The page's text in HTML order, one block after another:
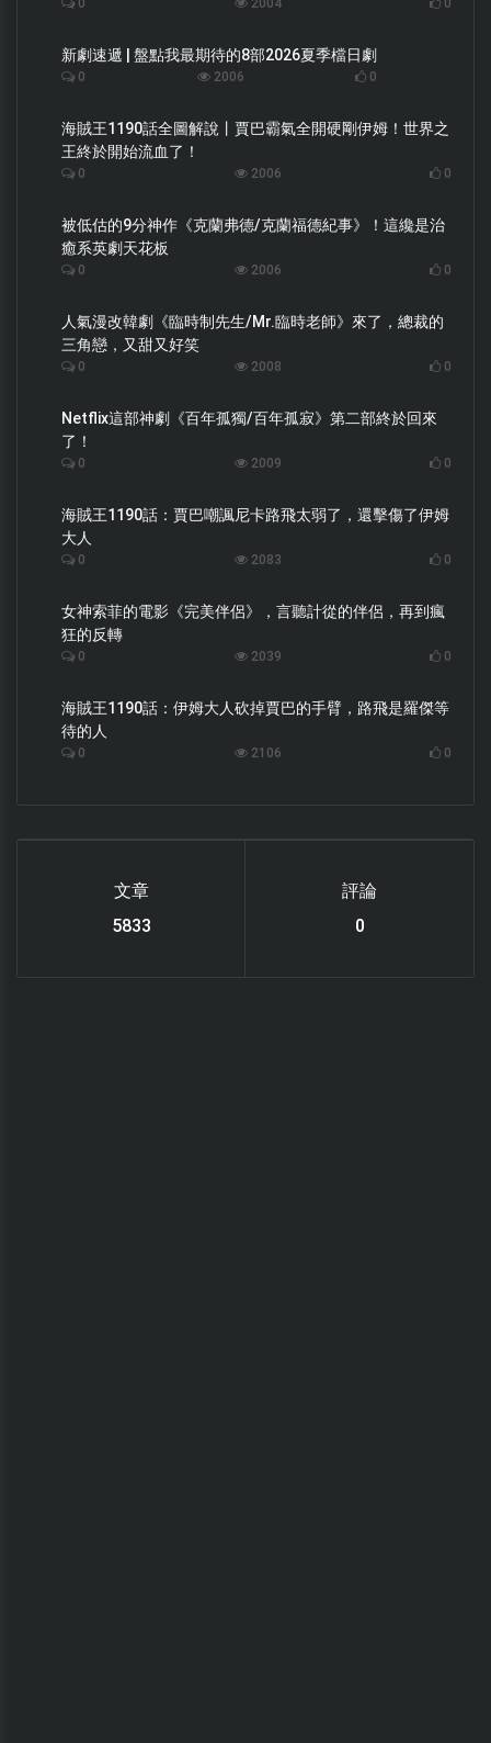
新劇速遞 | 盤點我最期待的8部2026夏季檔日劇
0 2006 0
海賊王1190話全圖解說丨賈巴霸氣全開硬剛伊姆！世界之
王終於開始流血了！
0 2006 0
被低估的9分神作《克蘭弗德/克蘭福德紀事》！這纔是治
癒系英劇天花板
0 2006 0
人氣漫改韓劇《臨時制先生/Mr.臨時老師》來了，總裁的
三角戀，又甜又好笑
0 2008 0
Netflix這部神劇《百年孤獨/百年孤寂》第二部終於回來
了！
0 2009 0
海賊王1190話：賈巴嘲諷尼卡路飛太弱了，還擊傷了伊姆
大人
0 2083 0
女神索菲的電影《完美伴侶》，言聽計從的伴侶，再到瘋
狂的反轉
0 2039 0
海賊王1190話：伊姆大人砍掉賈巴的手臂，路飛是羅傑等
待的人
0 2106 0
文章
6119
評論
0